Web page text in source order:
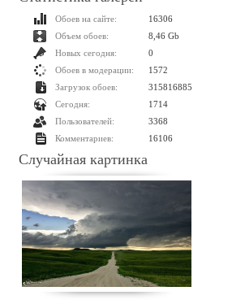
Обоев на сайте:
16306
Объем обоев:
8,46 Gb
Новых сегодня:
0
Обоев в модерации:
1572
Загрузок обоев:
315816885
Сегодня:
1714
Пользователей:
3368
Комментариев:
16106
Случайная картинка